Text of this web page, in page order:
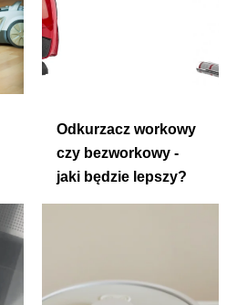
Odkurzacz workowy
czy bezworkowy -
jaki będzie lepszy?